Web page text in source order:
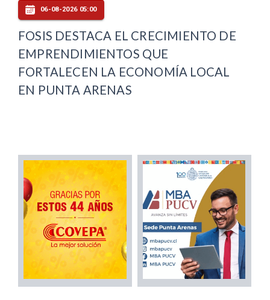
06-08-2026 05:00
FOSIS DESTACA EL CRECIMIENTO DE
EMPRENDIMIENTOS QUE
FORTALECEN LA ECONOMÍA LOCAL
EN PUNTA ARENAS